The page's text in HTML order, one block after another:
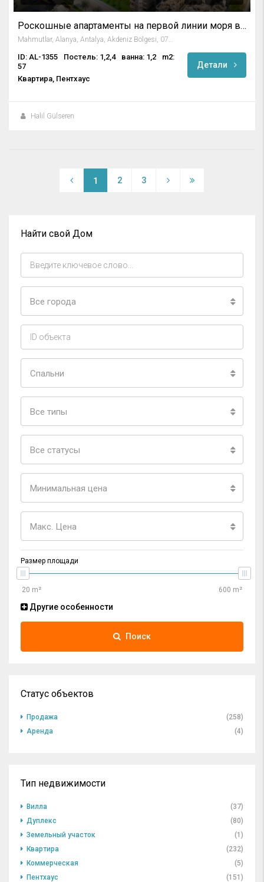
Роскошные апартаменты на первой линии моря в Махмутларе, Алания
ID: AL-1355 Постель: 1,2,4 ванна: 1,2
m2:
57
Квартира, Пентхаус
Детали
Halil Gülseren
1 2 3
Найти свой Дом
Все города
Спальни
Все типы
Все статусы
Минимальная цена
Макс. Цена
Размер площади
Другие особенности
Поиск
Статус объектов
Продажа
(258)
Аренда
(4)
Тип недвижимости
Вилла
(37)
Дуплекс
(80)
Земельный участок
(1)
Квартира
(232)
Коммерческая
(5)
Пентхаус
(151)